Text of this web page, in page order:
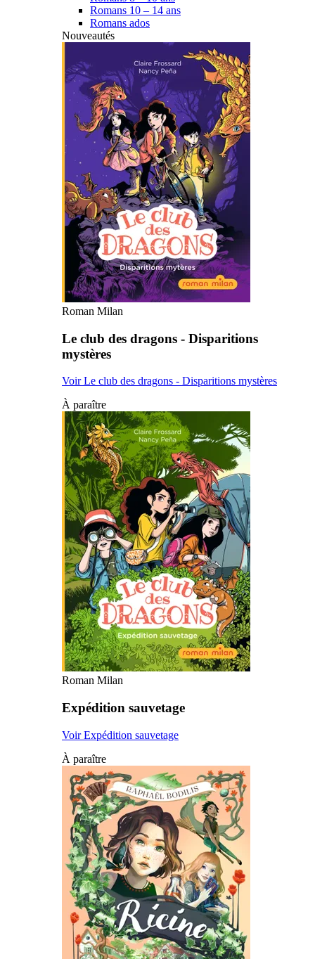
Romans 10 – 14 ans
Romans ados
Nouveautés
Roman Milan
Le club des dragons - Disparitions
mystères
Voir Le club des dragons - Disparitions mystères
À paraître
Roman Milan
Expédition sauvetage
Voir Expédition sauvetage
À paraître